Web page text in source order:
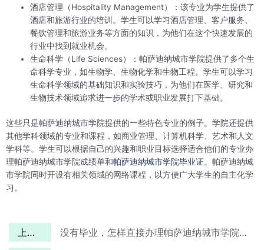
酒店管理（Hospitality Management）：该专业为学生提供了
酒店和旅游行业的培训。学生可以学习酒店管理、客户服务、
餐饮管理和旅游业务等方面的知识，为他们在这个快速发展的
行业中找到就业机会。
生命科学（Life Sciences）：帕萨迪纳城市学院提供了多个生
命科学专业，如生物学、生物化学和生物工程。学生可以学习
生命科学领域的基础知识和实验技巧，为他们在医学、研究和
生物技术领域追求进一步的学术或职业发展打下基础。
这些只是帕萨迪纳城市学院提供的一些特色专业的例子。学院还提供
其他学科领域的专业和课程，如商业管理、计算机科学、艺术和人文
学科等。学生可以根据自己的兴趣和职业目标选择适合他们的专业办
理帕萨迪纳城市学院成绩单和帕萨迪纳城市学院毕业证。帕萨迪纳城
市学院同时开设有相关领域的网络课程，以方便广大学生的自主化学
习。
上一篇 没有毕业，怎样直接办理帕萨迪纳城市学院毕业证？